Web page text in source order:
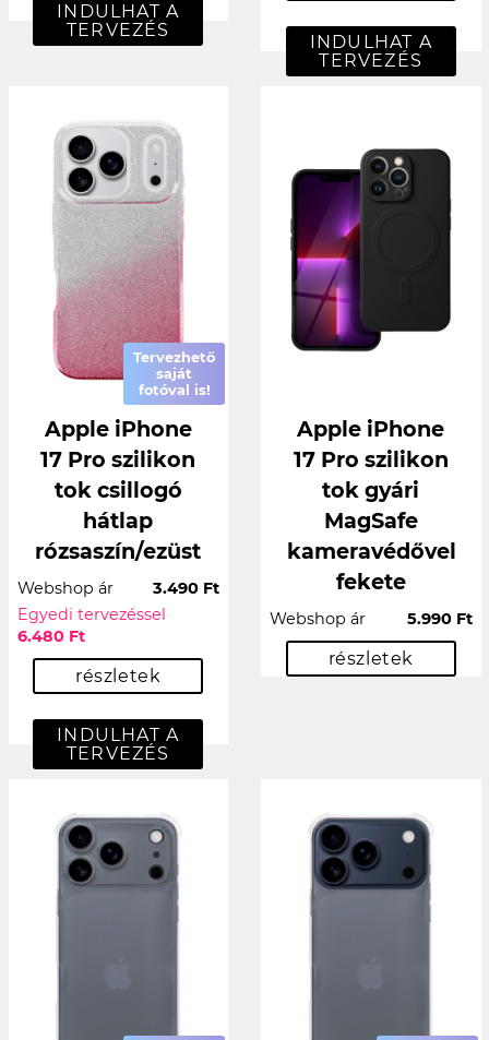
INDULHAT A
TERVEZÉS
INDULHAT A
TERVEZÉS
Tervezhető
saját
fotóval is!
Apple iPhone
17 Pro szilikon
tok csillogó
hátlap
rózsaszín/ezüst
Webshop ár
3.490 Ft
Egyedi tervezéssel
6.480 Ft
részletek
INDULHAT A
TERVEZÉS
Apple iPhone
17 Pro szilikon
tok gyári
MagSafe
kameravédővel
fekete
Webshop ár 5.990 Ft
részletek